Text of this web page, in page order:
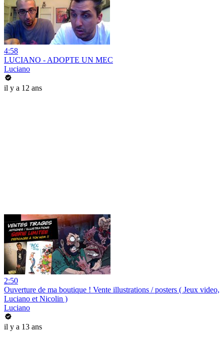
4:58
LUCIANO - ADOPTE UN MEC
Luciano
il y a 12 ans
2:50
Ouverture de ma boutique ! Vente illustrations / posters ( Jeux video,
Luciano et Nicolin )
Luciano
il y a 13 ans